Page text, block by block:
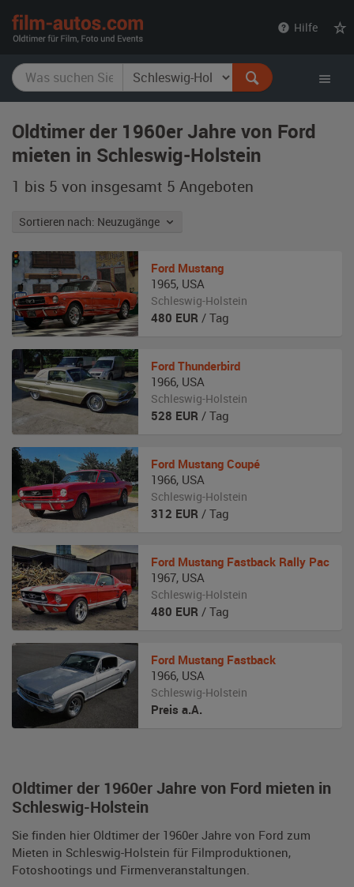
Hilfe
Oldtimer der 1960er Jahre von Ford
mieten in Schleswig-Holstein
1 bis 5 von insgesamt 5 Angeboten
Sortieren nach: Neuzugänge
Oldtimer der 1960er Jahre von Ford mieten in
Schleswig-Holstein
Sie finden hier Oldtimer der 1960er Jahre von Ford zum
Mieten in Schleswig-Holstein für Filmproduktionen,
Fotoshootings und Firmenveranstaltungen.
Ford Mustang
1965, USA
Schleswig-Holstein
480 EUR / Tag
Ford Thunderbird
1966, USA
Schleswig-Holstein
528 EUR / Tag
Ford Mustang Coupé
1966, USA
Schleswig-Holstein
312 EUR / Tag
Ford Mustang Fastback Rally Pac
1967, USA
Schleswig-Holstein
480 EUR / Tag
Ford Mustang Fastback
1966, USA
Schleswig-Holstein
Preis a.A.